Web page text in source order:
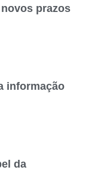
prazos
informação
da